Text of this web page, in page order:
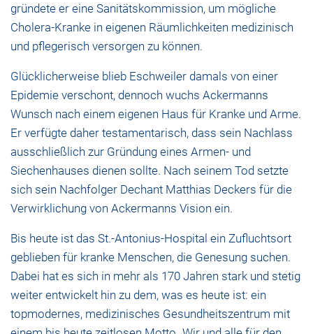
gründete er eine Sanitätskommission, um mögliche
Cholera-Kranke in eigenen Räumlichkeiten medizinisch
und pflegerisch versorgen zu können.
Glücklicherweise blieb Eschweiler damals von einer
Epidemie verschont, dennoch wuchs Ackermanns
Wunsch nach einem eigenen Haus für Kranke und Arme.
Er verfügte daher testamentarisch, dass sein Nachlass
ausschließlich zur Gründung eines Armen- und
Siechenhauses dienen sollte. Nach seinem Tod setzte
sich sein Nachfolger Dechant Matthias Deckers für die
Verwirklichung von Ackermanns Vision ein.
Bis heute ist das St.-Antonius-Hospital ein Zufluchtsort
geblieben für kranke Menschen, die Genesung suchen.
Dabei hat es sich in mehr als 170 Jahren stark und stetig
weiter entwickelt hin zu dem, was es heute ist: ein
topmodernes, medizinisches Gesundheitszentrum mit